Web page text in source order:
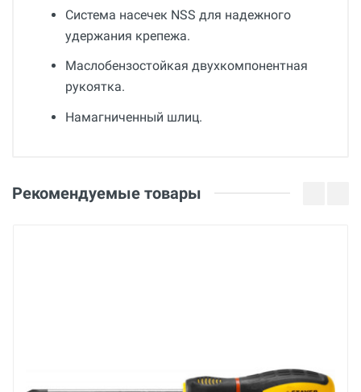
Система насечек NSS для надежного
удержания крепежа.
Маслобензостойкая двухкомпонентная
рукоятка.
Намагниченный шлиц.
Германия
Оценка
Рекомендуемые товары